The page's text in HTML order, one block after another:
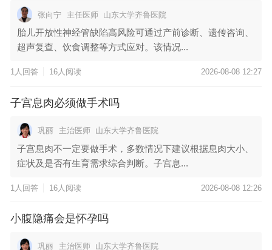
张向宁 主任医师 山东大学齐鲁医院
胎儿开放性神经管缺陷高风险可通过产前诊断、遗传咨询、
超声复查、饮食调整等方式应对。该情况...
1人回答 16人阅读 2026-08-08 12:27
子宫息肉必须做手术吗
巩丽 主治医师 山东大学齐鲁医院
子宫息肉不一定要做手术，多数情况下建议根据息肉大小、
症状及是否有生育需求综合判断。子宫息...
1人回答 16人阅读 2026-08-08 12:26
小腹隐痛会是怀孕吗
巩丽 主治医师 山东大学齐鲁医院